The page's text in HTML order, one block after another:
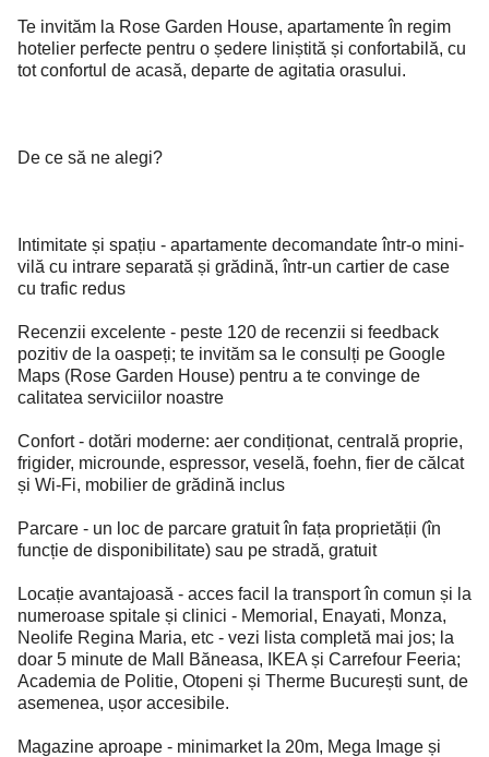
Te invităm la Rose Garden House, apartamente în regim
hotelier perfecte pentru o ședere liniștită și confortabilă, cu
tot confortul de acasă, departe de agitatia orasului.
De ce să ne alegi?
Intimitate și spațiu - apartamente decomandate într-o mini-
vilă cu intrare separată și grădină, într-un cartier de case
cu trafic redus
Recenzii excelente - peste 120 de recenzii si feedback
pozitiv de la oaspeți; te invităm sa le consulți pe Google
Maps (Rose Garden House) pentru a te convinge de
calitatea serviciilor noastre
Confort - dotări moderne: aer condiționat, centrală proprie,
frigider, microunde, espressor, veselă, foehn, fier de călcat
și Wi-Fi, mobilier de grădină inclus
Parcare - un loc de parcare gratuit în fața proprietății (în
funcție de disponibilitate) sau pe stradă, gratuit
Locație avantajoasă - acces facil la transport în comun și la
numeroase spitale și clinici - Memorial, Enayati, Monza,
Neolife Regina Maria, etc - vezi lista completă mai jos; la
doar 5 minute de Mall Băneasa, IKEA și Carrefour Feeria;
Academia de Politie, Otopeni și Therme București sunt, de
asemenea, ușor accesibile.
Magazine aproape - minimarket la 20m, Mega Image și